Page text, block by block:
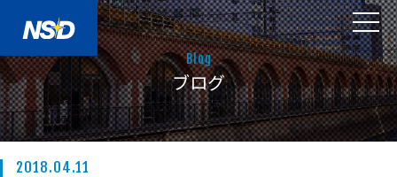
Blog
ブログ
2018.04.11